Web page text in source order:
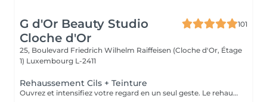
G d'Or Beauty Studio
Cloche d'Or
101
25, Boulevard Friedrich Wilhelm Raiffeisen (Cloche d'Or, Étage
1) Luxembourg L-2411
Rehaussement Cils + Teinture
Ouvrez et intensifiez votre regard en un seul geste. Le rehaussement apporte une belle courbure naturelle, tandis que la teinture fonce les cils pour un effet mascara sans maquillage. Résultat : un regard plus ouvert, défini et élégant, dès le réveil.